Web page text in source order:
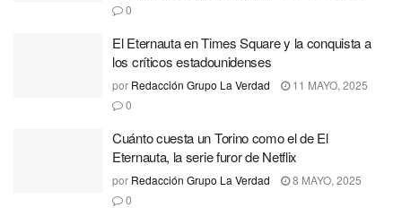
0
El Eternauta en Times Square y la conquista a
los críticos estadounidenses
por Redacción Grupo La Verdad
11 MAYO, 2025
0
Cuánto cuesta un Torino como el de El
Eternauta, la serie furor de Netflix
por Redacción Grupo La Verdad
8 MAYO, 2025
0